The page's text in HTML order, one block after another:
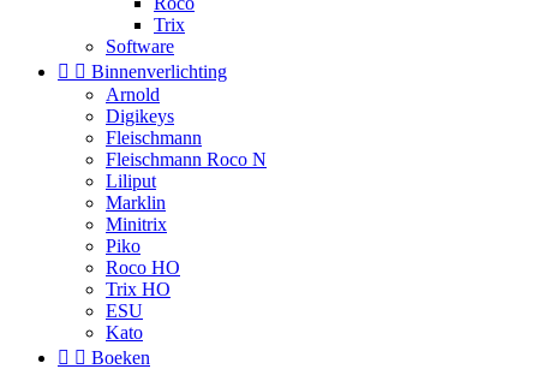
Trix
Software
  Binnenverlichting
Arnold
Digikeys
Fleischmann
Fleischmann Roco N
Liliput
Marklin
Minitrix
Piko
Roco HO
Trix HO
ESU
Kato
  Boeken